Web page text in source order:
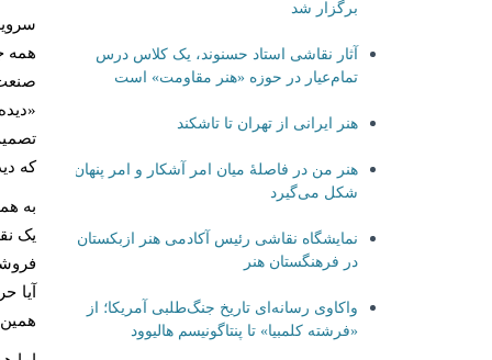
همه
که
به
یک
آیا
برگزار شد
آثار نقاشی استاد حسنوند، یک کلاس درس
تمام‌عیار در حوزه «هنر مقاومت» است
هنر ایرانی از تهران تا تاشکند
هنر من در فاصلۀ میان امر آشکار و امر پنهان
شکل می‌گیرد
نمایشگاه نقاشی رئیس آکادمی هنر ازبکستان
در فرهنگستان هنر
واکاوی رسانه‌ای تاریخ جنگ‌طلبی آمریکا؛ از
«فرشته کلمبیا» تا پنتاگونیسم هالیوود